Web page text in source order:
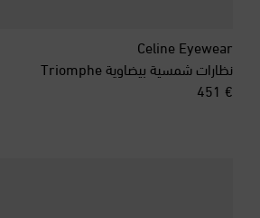
Celine Eyewear
نظارات شمسية بيضاوية Triomphe
€ 451
original price